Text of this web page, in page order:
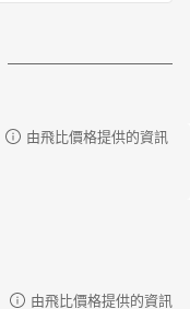
由飛比價格提供的資訊
由飛比價格提供的資訊